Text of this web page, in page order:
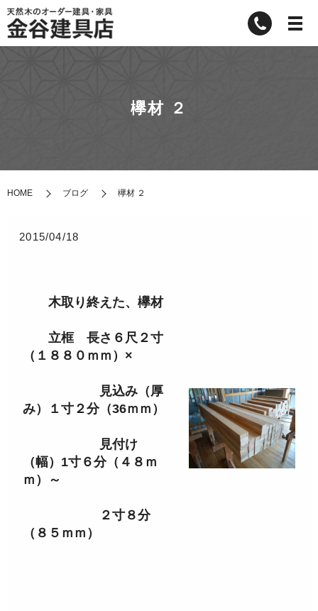
欅材 ２
HOME ブログ 欅材 ２
2015/04/18
木取り終えた、欅材
立框 長さ６尺２寸
（１８８０ｍｍ）×
見込み（厚
み）１寸２分（36ｍｍ）
見付け
（幅）1寸６分（４８ｍ
ｍ）～
２寸８分
（８５ｍｍ）